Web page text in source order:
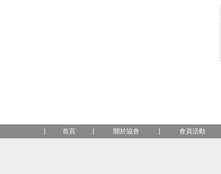
首頁 關於協會 會員活動